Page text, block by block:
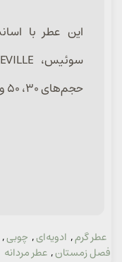
حجم‌های ۳۰، ۵۰ و ۱۰۰ میل ارائه می‌شود.
عطر گرم, ادویه‌ای, چوبی,
فصل زمستان, عطر مردانه